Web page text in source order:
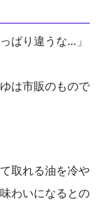
ぱり違うな…」
は市販のもので
取れる油を冷や
わいになるとの